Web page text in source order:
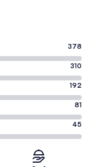
378
310
192
81
45